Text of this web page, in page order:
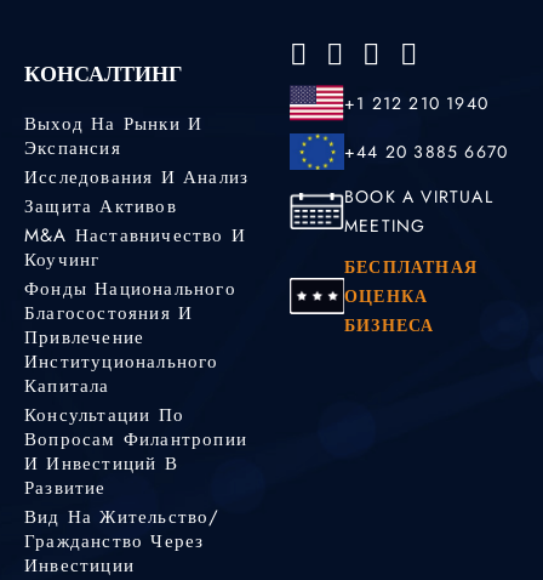
КОНСАЛТИНГ
Выход На Рынки И
Экспансия
Исследования И Анализ
Защита Активов
M&A Наставничество И
Коучинг
Фонды Национального
Благосостояния И
Привлечение
Институционального
Капитала
Консультации По
Вопросам Филантропии
И Инвестиций В
Развитие
Вид На Жительство/
Гражданство Через
Инвестиции
+1 212 210 1940
+44 20 3885 6670
BOOK A VIRTUAL
MEETING
БЕСПЛАТНАЯ
ОЦЕНКА
БИЗНЕСА